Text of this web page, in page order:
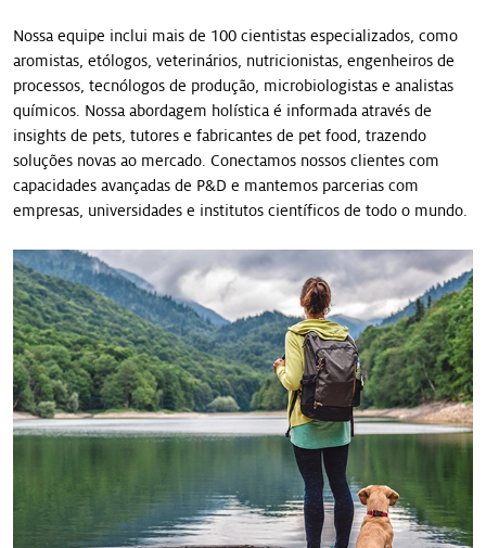
Nossa equipe inclui mais de 100 cientistas especializados, como
aromistas, etólogos, veterinários, nutricionistas, engenheiros de
processos, tecnólogos de produção, microbiologistas e analistas
químicos. Nossa abordagem holística é informada através de
insights de pets, tutores e fabricantes de pet food, trazendo
soluções novas ao mercado. Conectamos nossos clientes com
capacidades avançadas de P&D e mantemos parcerias com
empresas, universidades e institutos científicos de todo o mundo.